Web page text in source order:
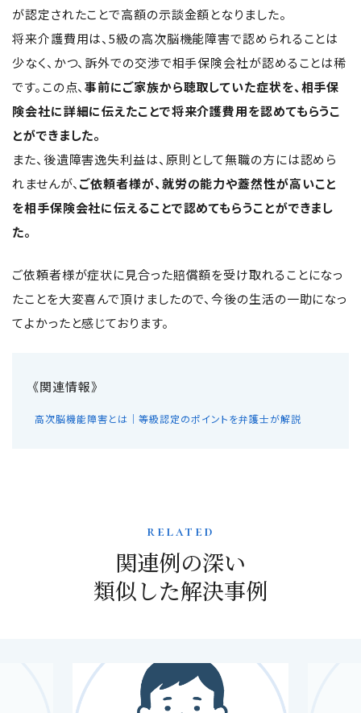
が認定されたことで高額の示談金額となりました。
将来介護費用は、5級の高次脳機能障害で認められることは
少なく、かつ、訴外での交渉で相手保険会社が認めることは稀
です。この点、事前にご家族から聴取していた症状を、相手保
険会社に詳細に伝えたことで将来介護費用を認めてもらうこ
とができました。
また、後遺障害逸失利益は、原則として無職の方には認めら
れませんが、ご依頼者様が、就労の能力や蓋然性が高いこと
を相手保険会社に伝えることで認めてもらうことができまし
た。
ご依頼者様が症状に見合った賠償額を受け取れることになっ
たことを大変喜んで頂けましたので、今後の生活の一助になっ
てよかったと感じております。
高次脳機能障害とは｜等級認定のポイントを弁護士が解説
related
関連例の深い
類似した解決事例